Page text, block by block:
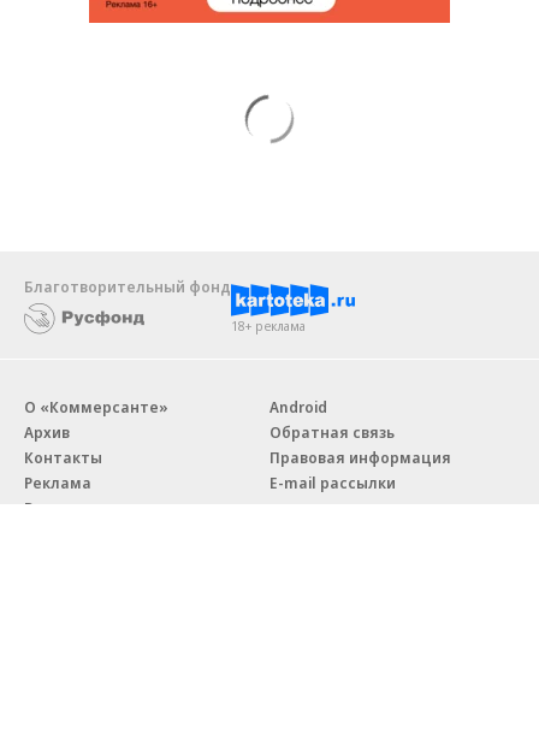
Благотворительный фонд
18+ реклама
О «Коммерсанте»
Архив
Контакты
Реклама
Вакансии
Android
Обратная связь
Правовая информация
E-mail рассылки